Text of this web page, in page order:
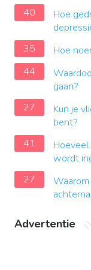
40
Hoe
35
Hoe
44
gaan?
27
Kun je
bent?
41
wordt
27
Advertentie